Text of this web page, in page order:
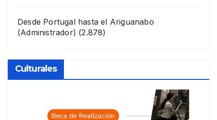
Desde Portugal hasta el Ariguanabo
(Administrador) (2.878)
Culturales